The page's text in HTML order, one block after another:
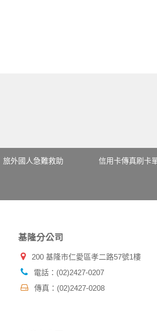
旅外國人急難救助 信用卡傳真刷卡
基隆分公司
200 基隆市仁愛區孝二路57號1樓
電話：(02)2427-0207
傳真：(02)2427-0208